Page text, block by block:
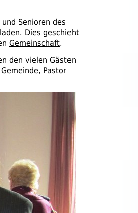
Senioren des
Dies geschieht
Gemeinschaft.
den vielen Gästen
Pastor